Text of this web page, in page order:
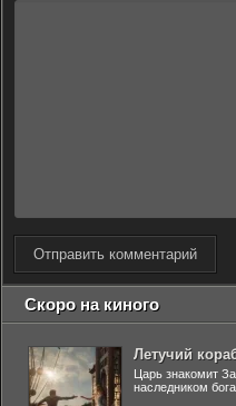
Отправить комментарий
Скоро на киного
Летучий
Царь знакомит
наследником